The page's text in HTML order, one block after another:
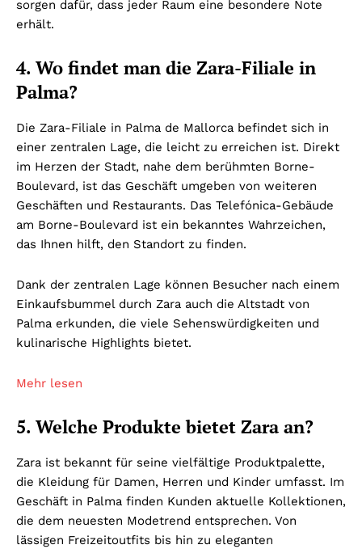
sorgen dafür, dass jeder Raum eine besondere Note
erhält.
4. Wo findet man die Zara-Filiale in
Palma?
Die Zara-Filiale in Palma de Mallorca befindet sich in
einer zentralen Lage, die leicht zu erreichen ist. Direkt
im Herzen der Stadt, nahe dem berühmten Borne-
Boulevard, ist das Geschäft umgeben von weiteren
Geschäften und Restaurants. Das Telefónica-Gebäude
am Borne-Boulevard ist ein bekanntes Wahrzeichen,
das Ihnen hilft, den Standort zu finden.
Dank der zentralen Lage können Besucher nach einem
Einkaufsbummel durch Zara auch die Altstadt von
Palma erkunden, die viele Sehenswürdigkeiten und
kulinarische Highlights bietet.
Mehr lesen
5. Welche Produkte bietet Zara an?
Zara ist bekannt für seine vielfältige Produktpalette,
die Kleidung für Damen, Herren und Kinder umfasst. Im
Geschäft in Palma finden Kunden aktuelle Kollektionen,
die dem neuesten Modetrend entsprechen. Von
lässigen Freizeitoutfits bis hin zu eleganten